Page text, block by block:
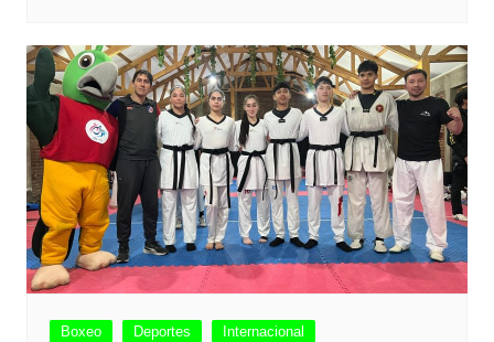
Boxeo Deportes Internacional